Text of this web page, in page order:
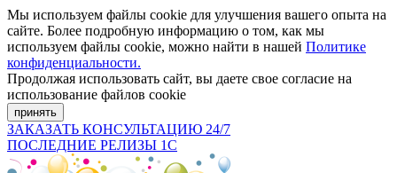
Мы используем файлы cookie для улучшения вашего опыта на
сайте. Более подробную информацию о том, как мы
используем файлы cookie, можно найти в нашей Политике
конфиденциальности.
Продолжая использовать сайт, вы даете свое согласие на
использование файлов cookie
принять
ЗАКАЗАТЬ КОНСУЛЬТАЦИЮ 24/7
ПОСЛЕДНИЕ РЕЛИЗЫ 1С